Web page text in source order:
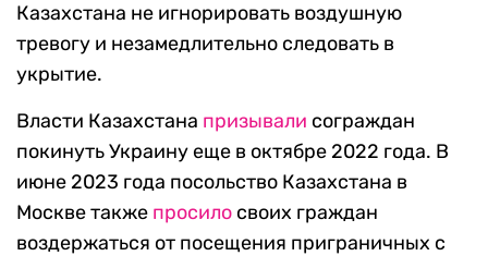
Казахстана не игнорировать воздушную
тревогу и незамедлительно следовать в
укрытие.
Власти Казахстана призывали сограждан
покинуть Украину еще в октябре 2022 года. В
июне 2023 года посольство Казахстана в
Москве также просило своих граждан
воздержаться от посещения приграничных с